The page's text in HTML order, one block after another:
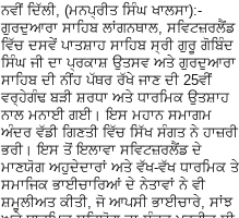
ਨਵੀਂ ਦਿੱਲੀ, (ਮਨਪ੍ਰੀਤ ਸਿੰਘ ਖਾਲਸਾ):-
ਗੁਰਦੁਆਰਾ ਸਾਹਿਬ ਲਾਂਗਨਥਾਲ, ਸਵਿਟਜ਼ਰਲੈਂਡ
ਵਿੱਚ ਦਸਵੇਂ ਪਾਤਸ਼ਾਹ ਸਾਹਿਬ ਸ੍ਰੀ ਗੁਰੂ ਗੋਬਿੰਦ
ਸਿੰਘ ਜੀ ਦਾ ਪ੍ਰਕਾਸ਼ ਉਤਸਵ ਅਤੇ ਗੁਰਦੁਆਰਾ
ਸਾਹਿਬ ਦੀ ਨੀਂਹ ਪੱਥਰ ਰੱਖੇ ਜਾਣ ਦੀ 25ਵੀਂ
ਵਰ੍ਹੇਗੰਢ ਬੜੀ ਸ਼ਰਧਾ ਅਤੇ ਧਾਰਮਿਕ ਉਤਸ਼ਾਹ
ਨਾਲ ਮਨਾਈ ਗਈ। ਇਸ ਮਹਾਨ ਸਮਾਗਮ
ਅੰਦਰ ਵੱਡੀ ਗਿਣਤੀ ਵਿੱਚ ਸਿੱਖ ਸੰਗਤ ਨੇ ਹਾਜ਼ਰੀ
ਭਰੀ। ਇਸ ਤੋਂ ਇਲਾਵਾ ਸਵਿਟਜ਼ਰਲੈਂਡ ਦੇ
ਮਾਣਯੋਗ ਅਹੁਦੇਦਾਰਾਂ ਅਤੇ ਵੱਖ-ਵੱਖ ਧਾਰਮਿਕ ਤੇ
ਸਮਾਜਿਕ ਭਾਈਚਾਰਿਆਂ ਦੇ ਨੇਤਾਵਾਂ ਨੇ ਵੀ
ਸ਼ਮੂਲੀਅਤ ਕੀਤੀ, ਜੋ ਆਪਸੀ ਭਾਈਚਾਰੇ, ਸਾਂਝ